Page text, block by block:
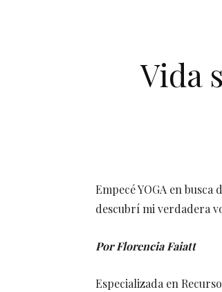
Vida
Empecé YOGA en
descubrí mi verdadera
Por Florencia Faiatt
Especializada en